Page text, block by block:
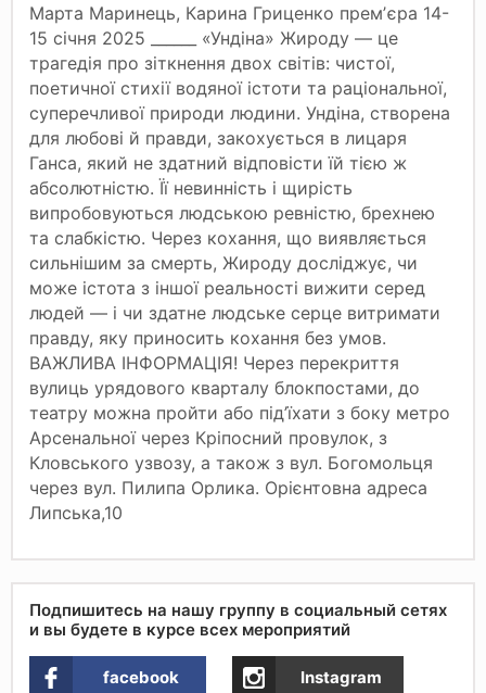
Марта Маринець, Карина Гриценко премʼєра 14-
15 січня 2025 ______ «Ундіна» Жироду — це
трагедія про зіткнення двох світів: чистої,
поетичної стихії водяної істоти та раціональної,
суперечливої природи людини. Ундіна, створена
для любові й правди, закохується в лицаря
Ганса, який не здатний відповісти їй тією ж
абсолютністю. Її невинність і щирість
випробовуються людською ревністю, брехнею
та слабкістю. Через кохання, що виявляється
сильнішим за смерть, Жироду досліджує, чи
може істота з іншої реальності вижити серед
людей — і чи здатне людське серце витримати
правду, яку приносить кохання без умов.
ВАЖЛИВА ІНФОРМАЦІЯ! Через перекриття
вулиць урядового кварталу блокпостами, до
театру можна пройти або під’їхати з боку метро
Арсенальної через Кріпосний провулок, з
Кловського узвозу, а також з вул. Богомольця
через вул. Пилипа Орлика. Орієнтовна адреса
Липська,10
Подпишитесь на нашу группу в социальный сетях
и вы будете в курсе всех мероприятий
facebook Instagram